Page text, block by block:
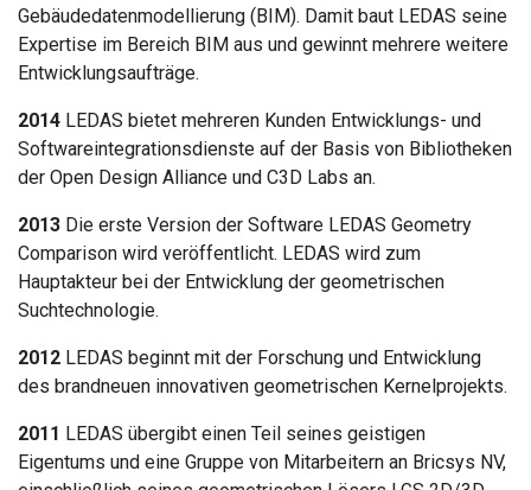
Gebäudedatenmodellierung (BIM). Damit baut LEDAS seine
Expertise im Bereich BIM aus und gewinnt mehrere weitere
Entwicklungsaufträge.
2014 LEDAS bietet mehreren Kunden Entwicklungs- und
Softwareintegrationsdienste auf der Basis von Bibliotheken
der Open Design Alliance und C3D Labs an.
2013 Die erste Version der Software LEDAS Geometry
Comparison wird veröffentlicht. LEDAS wird zum
Hauptakteur bei der Entwicklung der geometrischen
Suchtechnologie.
2012 LEDAS beginnt mit der Forschung und Entwicklung
des brandneuen innovativen geometrischen Kernelprojekts.
2011 LEDAS übergibt einen Teil seines geistigen
Eigentums und eine Gruppe von Mitarbeitern an Bricsys NV,